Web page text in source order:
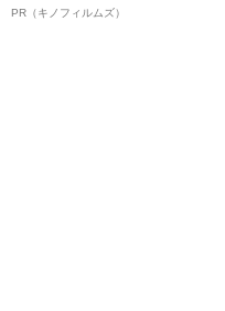
ルインタビュー“観客を魅了した
PR（キノフィルムズ）